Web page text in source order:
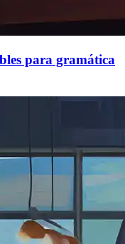
para gramática